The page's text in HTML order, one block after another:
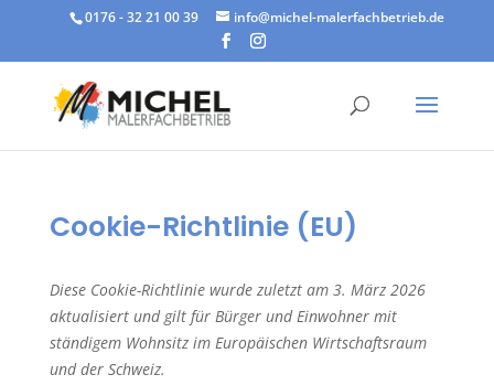
0176 - 32 21 00 39 info@michel-malerfachbetrieb.de
Cookie-Richtlinie (EU)
Diese Cookie-Richtlinie wurde zuletzt am 3. März 2026
aktualisiert und gilt für Bürger und Einwohner mit
ständigem Wohnsitz im Europäischen Wirtschaftsraum
und der Schweiz.